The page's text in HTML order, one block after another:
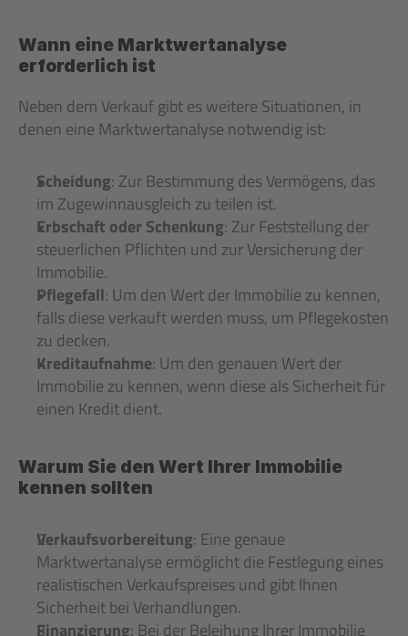
Wann eine Marktwertanalyse
erforderlich ist
Neben dem Verkauf gibt es weitere Situationen, in
denen eine Marktwertanalyse notwendig ist:
Scheidung: Zur Bestimmung des Vermögens, das
im Zugewinnausgleich zu teilen ist.
Erbschaft oder Schenkung: Zur Feststellung der
steuerlichen Pflichten und zur Versicherung der
Immobilie.
Pflegefall: Um den Wert der Immobilie zu kennen,
falls diese verkauft werden muss, um Pflegekosten
zu decken.
Kreditaufnahme: Um den genauen Wert der
Immobilie zu kennen, wenn diese als Sicherheit für
einen Kredit dient.
Warum Sie den Wert Ihrer Immobilie
kennen sollten
Verkaufsvorbereitung: Eine genaue
Marktwertanalyse ermöglicht die Festlegung eines
realistischen Verkaufspreises und gibt Ihnen
Sicherheit bei Verhandlungen.
Finanzierung: Bei der Beleihung Ihrer Immobilie